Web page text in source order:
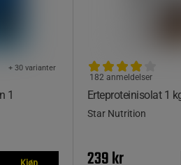
1
+ 30 varianter
Erteproteinisolat 1
182 anmeldelser
Star Nutrition
239 kr